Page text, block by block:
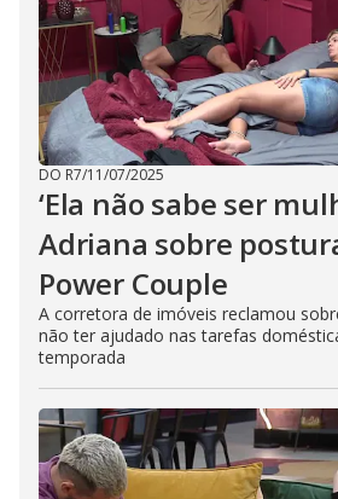
DO R7/11/07/2025
‘Ela não sabe ser
Adriana sobre
Power Couple
A corretora de imóveis reclamou
não ter ajudado nas tarefas
temporada